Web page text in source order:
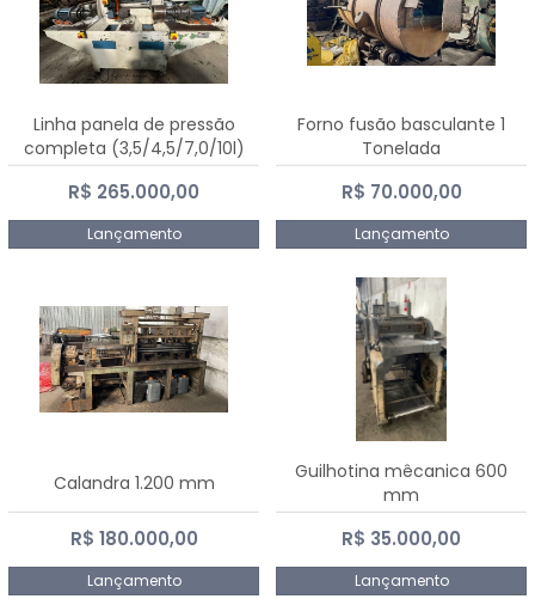
Linha panela de pressão
completa (3,5/4,5/7,0/10l)
R$ 265.000,00
Lançamento
Forno fusão basculante 1
Tonelada
R$ 70.000,00
Lançamento
Calandra 1.200 mm
R$ 180.000,00
Lançamento
Guilhotina mêcanica 600
mm
R$ 35.000,00
Lançamento